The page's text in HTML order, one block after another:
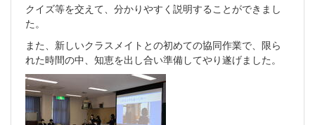
クイズ等を交えて、分かりやすく説明することができまし
た。
また、新しいクラスメイトとの初めての協同作業で、限ら
れた時間の中、知恵を出し合い準備してやり遂げました。